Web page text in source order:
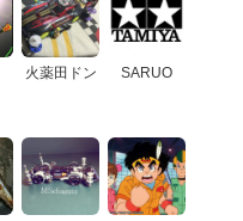
火薬田ドン SARUO